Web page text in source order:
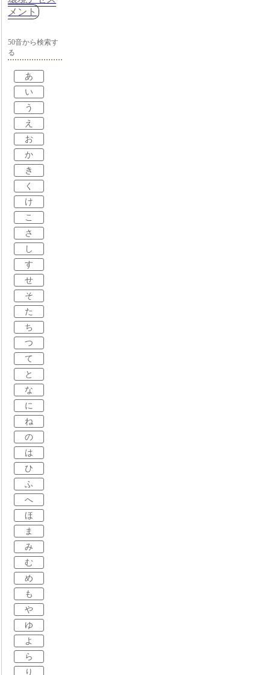
メント
50音から検索す
る
あ
い
う
え
お
か
き
く
け
こ
さ
し
す
せ
そ
た
ち
つ
て
と
な
に
ね
の
は
ひ
ふ
へ
ほ
ま
み
む
め
も
や
ゆ
よ
ら
り